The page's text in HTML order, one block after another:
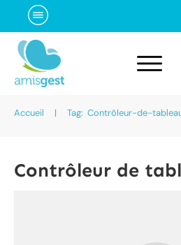
Accueil | Tag: Contrôleur-de-
Contrôleur de